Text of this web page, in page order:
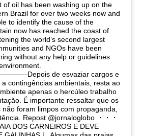
of oil has been washing up on the
Brazil for over two weeks now and
to identify the cause of the
now has reached the coast of
the world’s second largest
and NGOs have been
without any help or guidelines
de esvaziar cargos e
contingências ambientais, resta ao
apenas o hercúleo trabalho
É importante ressaltar que os
não foram limpos com propaganda,
Repost @jornaloglobo ・・・
DOS CARNEIROS E DEVE